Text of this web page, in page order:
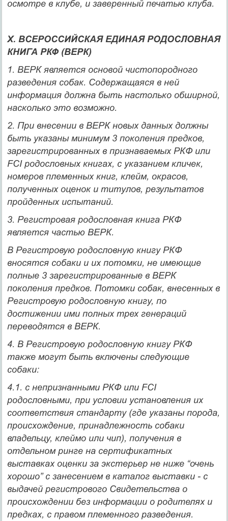
осмотре в клубе, и заверенный печатью клуба.
X. ВСЕРОССИЙСКАЯ ЕДИНАЯ РОДОСЛОВНАЯ
КНИГА РКФ (ВЕРК)
1. ВЕРК является основой чистопородного
разведения собак. Содержащаяся в ней
информация должна быть настолько обширной,
насколько это возможно.
2. При внесении в ВЕРК новых данных должны
быть указаны минимум 3 поколения предков,
зарегистрированных в признаваемых РКФ или
FCI родословных книгах, с указанием кличек,
номеров племенных книг, клейм, окрасов,
полученных оценок и титулов, результатов
пройденных испытаний.
3. Регистровая родословная книга РКФ
является частью ВЕРК.
В Регистровую родословную книгу РКФ
вносятся собаки и их потомки, не имеющие
полные 3 зарегистрированные в ВЕРК
поколения предков. Потомки собак, внесенных в
Регистровую родословную книгу, по
достижении ими полных трех генераций
переводятся в ВЕРК.
4. В Регистровую родословную книгу РКФ
также могут быть включены следующие
собаки:
4.1. с непризнанными РКФ или FCI
родословными, при условии установления их
соответствия стандарту (где указаны порода,
происхождение, принадлежность собаки
владельцу, клеймо или чип), получения в
отдельном ринге на сертификатных
выставках оценки за экстерьер не ниже “очень
хорошо” с занесением в каталог выставки - с
выдачей регистрового Свидетельства о
происхождении без информации о родителях и
предках, с правом племенного разведения.